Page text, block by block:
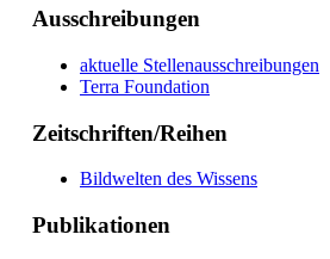
Ausschreibungen
aktuelle Stellenausschreibungen
Terra Foundation
Zeitschriften/Reihen
Bildwelten des Wissens
Publikationen